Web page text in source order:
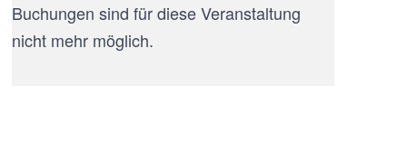
Buchungen sind für diese Veranstaltung
nicht mehr möglich.